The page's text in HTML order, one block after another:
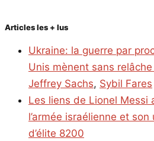
Articles les + lus
Ukraine: la guerre par
Unis mènent sans
Jeffrey Sachs, Sybil Fares
Les liens de Lionel Messi
l’armée israélienne et son
d’élite 8200